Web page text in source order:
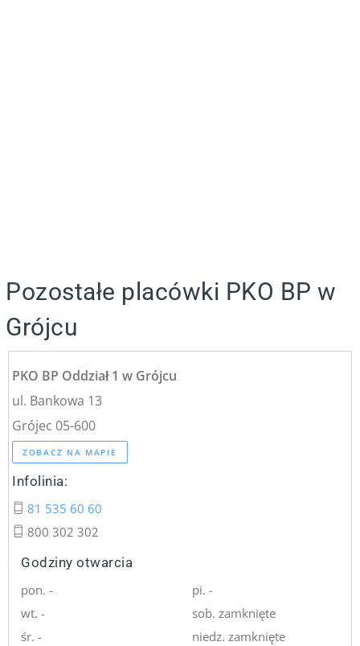
Pozostałe placówki PKO BP w
Grójcu
PKO BP Oddział 1 w Grójcu
ul. Bankowa 13
Grójec 05-600
ZOBACZ NA MAPIE
Infolinia:
81 535 60 60
800 302 302
Godziny otwarcia
pon. -
wt. -
śr. -
pi. -
sob. zamknięte
niedz. zamknięte